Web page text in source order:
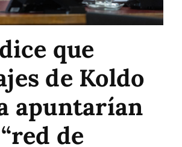
que
de Koldo
apuntarían
de